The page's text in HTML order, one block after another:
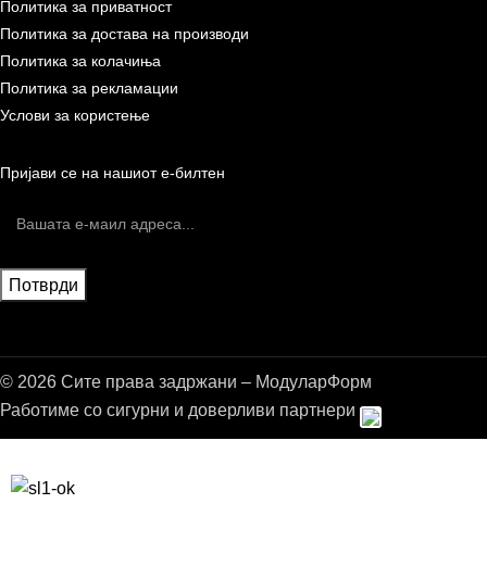
Политика за приватност
Политика за достава на производи
Политика за колачиња
Политика за рекламации
Услови за користење
Пријави се на нашиот е-билтен
© 2026 Сите права задржани – МодуларФорм
Работиме со сигурни и доверливи партнери